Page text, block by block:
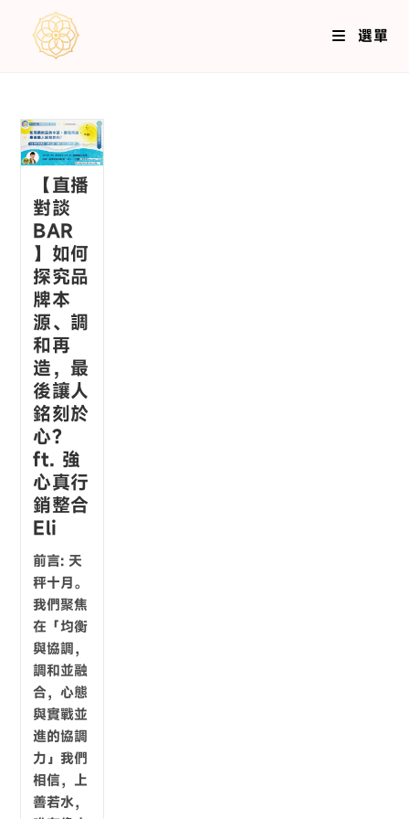
選單
【直播
對談
BAR
】如何
探究品
牌本
源、調
和再
造，最
後讓人
銘刻於
心?
ft. 強
心真行
銷整合
Eli
前言: 天
秤十月。
我們聚焦
在「均衡
與協調，
調和並融
合，心態
與實戰並
進的協調
力」​​我們
相信，上
善若水，